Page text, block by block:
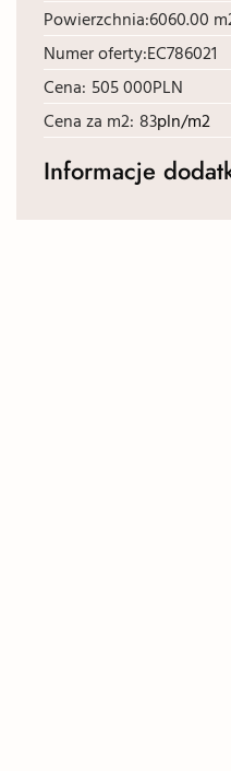
Powierzchnia:6060.00
Numer oferty:EC786021
Cena: 505 000PLN
Cena za m2: 83pln/m2
Informacje